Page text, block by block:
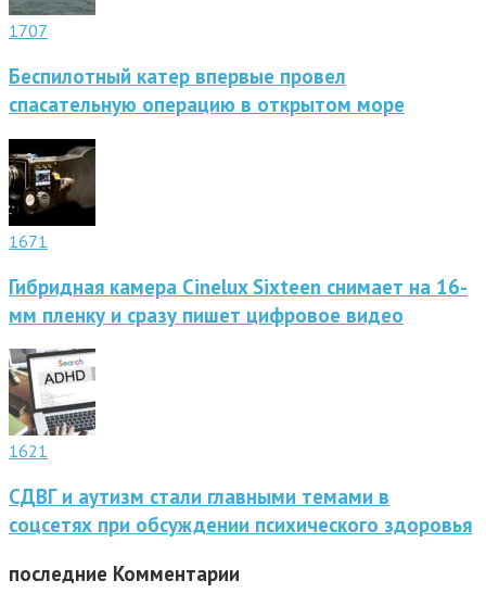
1707
Беспилотный катер впервые провел
спасательную операцию в открытом море
1671
Гибридная камера Cinelux Sixteen снимает на 16-
мм пленку и сразу пишет цифровое видео
1621
СДВГ и аутизм стали главными темами в
соцсетях при обсуждении психического здоровья
последние Комментарии